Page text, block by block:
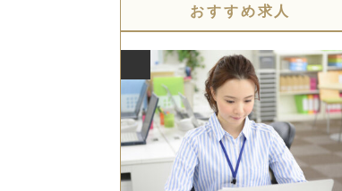
おすすめ求人